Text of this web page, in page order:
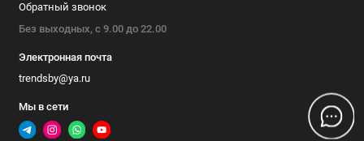
Обратный звонок
Без выходных, с 9.00 до 22.00
Электронная почта
trendsby@ya.ru
Мы в сети